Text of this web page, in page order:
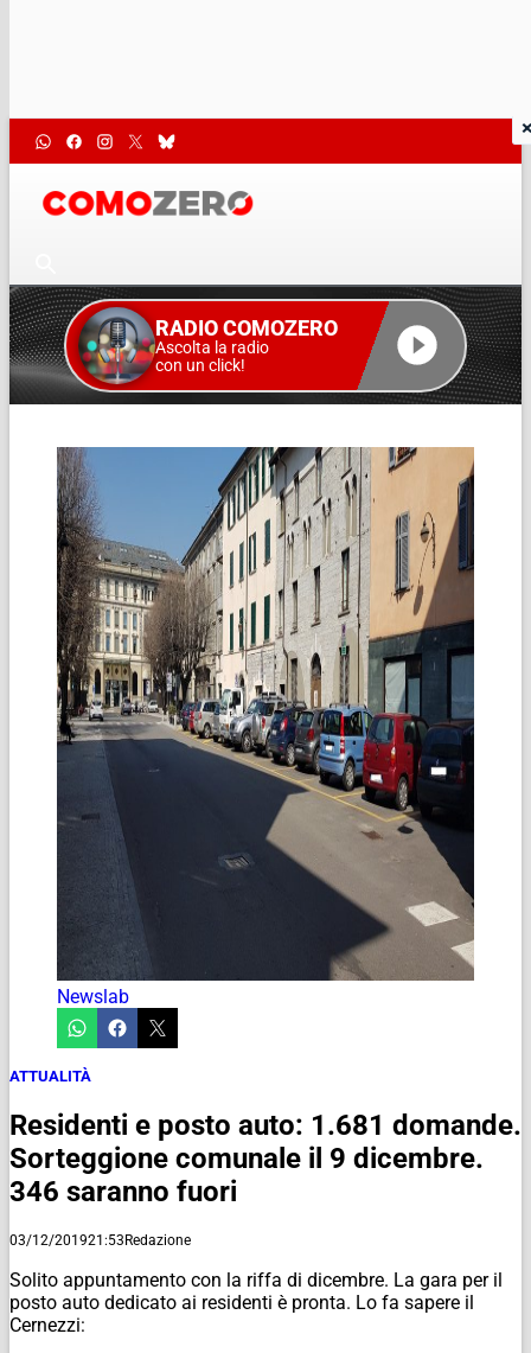
RADIO COMOZERO
Ascolta la radio
con un click!
Newslab
ATTUALITÀ
Residenti e posto auto: 1.681 domande.
Sorteggione comunale il 9 dicembre.
346 saranno fuori
03/12/201921:53Redazione
Solito appuntamento con la riffa di dicembre. La gara per il
posto auto dedicato ai residenti è pronta. Lo fa sapere il
Cernezzi: